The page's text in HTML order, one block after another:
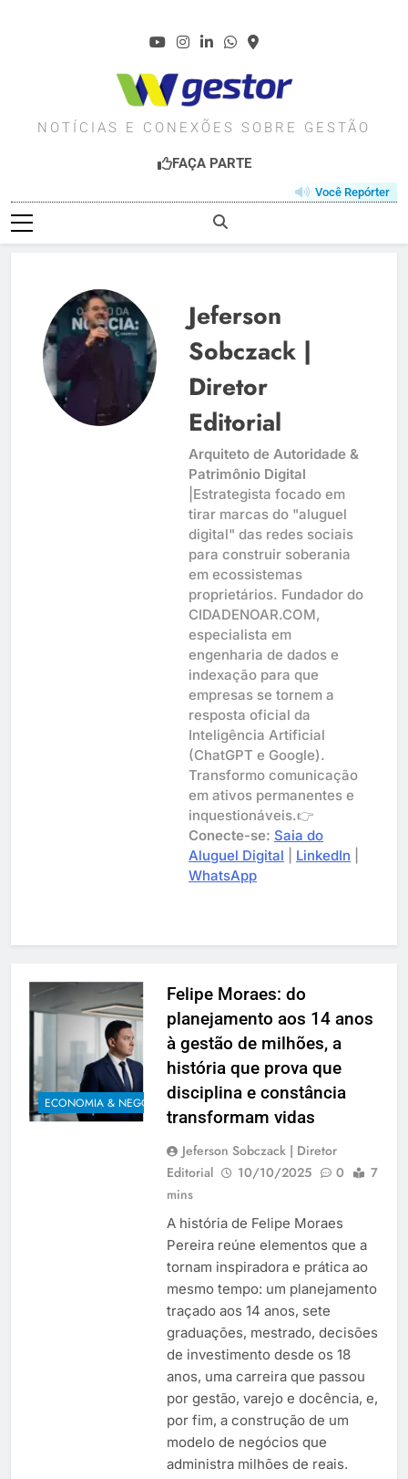
WGESTOR.COM.BR
NOTÍCIAS E CONEXÕES SOBRE GESTÃO
FAÇA PARTE
Você Repórter
Jeferson
Sobczack |
Diretor
Editorial
Arquiteto de Autoridade &
Patrimônio Digital
|Estrategista focado em
tirar marcas do "aluguel
digital" das redes sociais
para construir soberania
em ecossistemas
proprietários. Fundador do
CIDADENOAR.COM,
especialista em
engenharia de dados e
indexação para que
empresas se tornem a
resposta oficial da
Inteligência Artificial
(ChatGPT e Google).
Transformo comunicação
em ativos permanentes e
inquestionáveis.👉
Conecte-se: Saia do
Aluguel Digital
LinkedIn
WhatsApp
ECONOMIA & NEGÓCIOS
Felipe Moraes: do
planejamento aos 14 anos
à gestão de milhões, a
história que prova que
disciplina e constância
transformam vidas
Jeferson Sobczack | Diretor
Editorial
10/10/2025 0
7
mins
A história de Felipe Moraes
Pereira reúne elementos que a
tornam inspiradora e prática ao
mesmo tempo: um planejamento
traçado aos 14 anos, sete
graduações, mestrado, decisões
de investimento desde os 18
anos, uma carreira que passou
por gestão, varejo e docência, e,
por fim, a construção de um
modelo de negócios que
administra milhões de reais.